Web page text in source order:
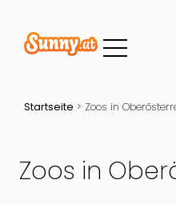
Startseite > Zoos in
Zoos in